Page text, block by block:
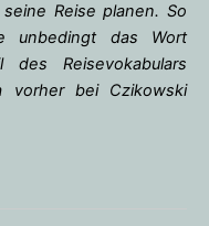
Reise planen. So
das Wort
des Reisevokabulars
vorher bei Czikowski